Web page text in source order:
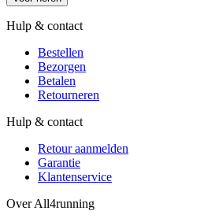
Hulp & contact
Bestellen
Bezorgen
Betalen
Retourneren
Hulp & contact
Retour aanmelden
Garantie
Klantenservice
Over All4running